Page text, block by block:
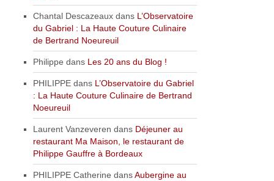
Chantal Descazeaux dans L’Observatoire
du Gabriel : La Haute Couture Culinaire
de Bertrand Noeureuil
Philippe dans Les 20 ans du Blog !
PHILIPPE dans L’Observatoire du Gabriel
: La Haute Couture Culinaire de Bertrand
Noeureuil
Laurent Vanzeveren dans Déjeuner au
restaurant Ma Maison, le restaurant de
Philippe Gauffre à Bordeaux
PHILIPPE Catherine dansAubergine au